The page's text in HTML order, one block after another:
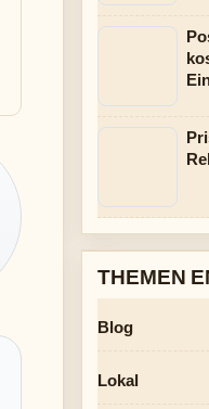
THEMEN
Blog
Lokal